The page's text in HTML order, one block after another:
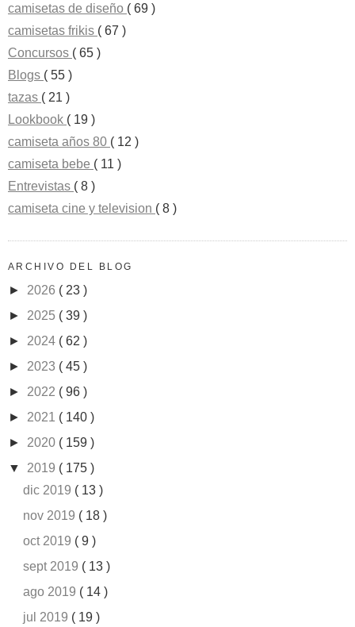
camisetas de diseño ( 69 )
camisetas frikis ( 67 )
Concursos ( 65 )
Blogs ( 55 )
tazas ( 21 )
Lookbook ( 19 )
camiseta años 80 ( 12 )
camiseta bebe ( 11 )
Entrevistas ( 8 )
camiseta cine y television ( 8 )
ARCHIVO DEL BLOG
► 2026 ( 23 )
► 2025 ( 39 )
► 2024 ( 62 )
► 2023 ( 45 )
► 2022 ( 96 )
► 2021 ( 140 )
► 2020 ( 159 )
▼ 2019 ( 175 )
dic 2019 ( 13 )
nov 2019 ( 18 )
oct 2019 ( 9 )
sept 2019 ( 13 )
ago 2019 ( 14 )
jul 2019 ( 19 )